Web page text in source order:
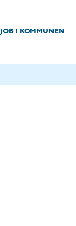
JOB I KOMMUNEN